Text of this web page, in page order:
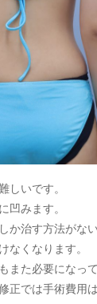
しいです。
凹みます。
か治す方法がな
なくなります。
また必要になっ
正では手術費用